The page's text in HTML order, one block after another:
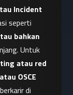
Incident
bahkan
Untuk
atau red
OSCE